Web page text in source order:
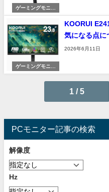
ゲーミングモニタ
ー
ゲーミングモニタ
ー
KOORUI
気になる点に
2026年6月11日
1 / 5
PCモニター記事の検索
解像度
Hz